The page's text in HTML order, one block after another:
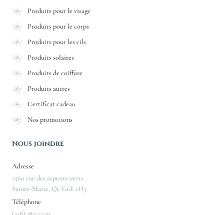
Produits pour le visage
Produits pour le corps
Produits pour les cils
Produits solaires
Produits de coiffure
Produits autres
Certificat cadeau
Nos promotions
Nous joindre
Adresse
1560 rue des arpents-verts
Sainte-Marie, Qc G6E 1H3
Téléphone